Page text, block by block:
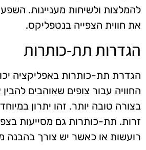
להמלצות ולשיחות מעניינות.
את חווית הצפייה בנטפליקס.
הגדרות תת-כותרות
הגדרת תת-כותרות באפליקציה
החוויה עבור צופים שאוהבים
בצורה טובה יותר. זהו יתרון
זרות. תת-כותרות גם מסייעות
רועשות או כאשר יש צורך בהבנה